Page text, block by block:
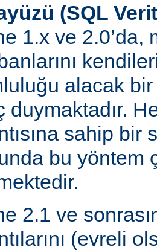
(SQL
1.x ve 2.0’da,
alacak bir
duymaktadır.
sahip bir
bu yöntem
2.1 ve
(evreli